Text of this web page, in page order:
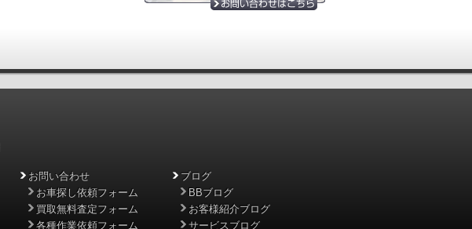
お問い合わせ
お車探し依頼フォーム
買取無料査定フォーム
各種作業依頼フォーム
ブログ
BBブログ
お客様紹介ブログ
サービスブログ